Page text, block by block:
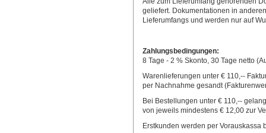
geliefert. Dokumentationen in
Lieferumfangs und werden nur auf
Zahlungsbedingungen:
8 Tage - 2 % Skonto, 30 Tage netto
Warenlieferungen unter € 110,--
per Nachnahme gesandt
Bei Bestellungen unter € 110,--
von jeweils mindestens € 12,00 zur
Erstkunden werden per Vorauskassa